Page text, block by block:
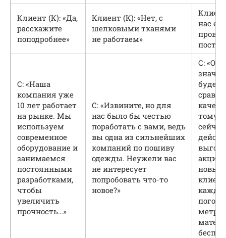
Клиент (К): «Да,
расскажите
поподробнее»
Клиент (К): «Нет, с
шелковыми тканями
не работаем»
нас
С: «Наша
компания уже
10 лет работает
на рынке. Мы
используем
современное
оборудование и
занимаемся
постоянными
разработками,
чтобы
увеличить
прочность…»
С: «Извините, но для
нас было бы честью
поработать с вами, ведь
вы одна из сильнейших
компаний по пошиву
одежды. Неужели вас
не интересует
попробовать что-то
новое?»
С:
будет
тому
сейчас
акция
новых
метр